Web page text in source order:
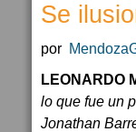
Se
por
LEONARDO
lo que fue un
Jonathan